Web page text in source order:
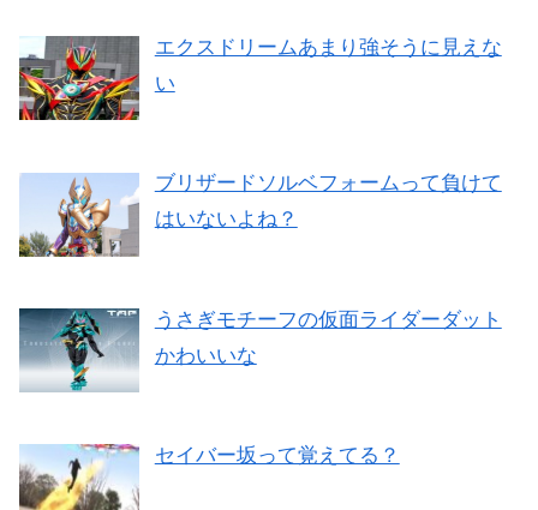
エクスドリームあまり強そうに見えな
い
ブリザードソルベフォームって負けて
はいないよね？
うさぎモチーフの仮面ライダーダット
かわいいな
セイバー坂って覚えてる？